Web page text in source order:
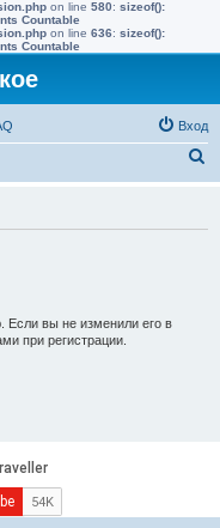
on line 580: sizeof():
Countable
on line 636: sizeof():
Countable
Вход
Если вы не изменили его в
при регистрации.